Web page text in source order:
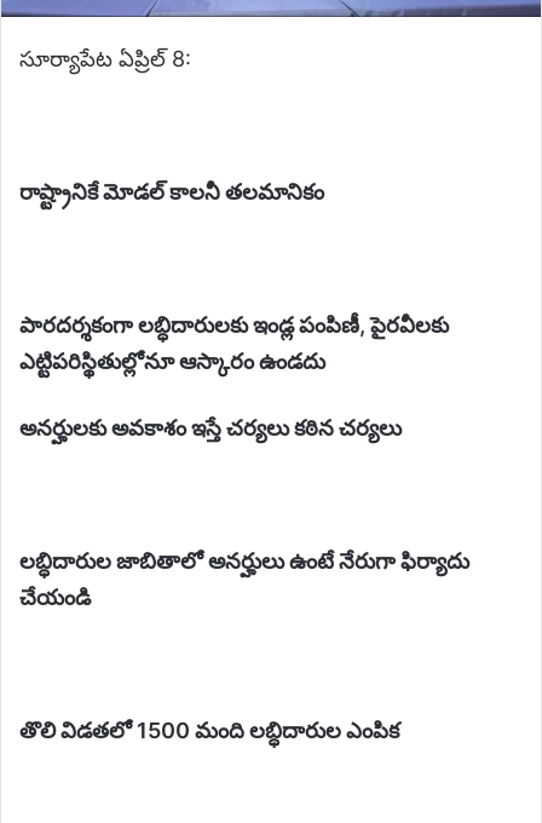
సూర్యాపేట ఏప్రిల్ 8:
రాష్ట్రానికే మోడల్ కాలనీ తలమానికం
పారదర్శకంగా లబ్ధిదారులకు ఇండ్ల పంపిణీ, పైరవీలకు
ఎట్టిపరిస్థితుల్లోనూ ఆస్కారం ఉండదు
అనర్హులకు అవకాశం ఇస్తే చర్యలు కఠిన చర్యలు
లబ్ధిదారుల జాబితాలో అనర్హులు ఉంటే నేరుగా ఫిర్యాదు
చేయండి
తొలి విడతలో 1500 మంది లబ్ధిదారుల ఎంపిక